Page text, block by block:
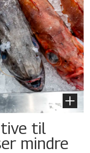
til
mindre